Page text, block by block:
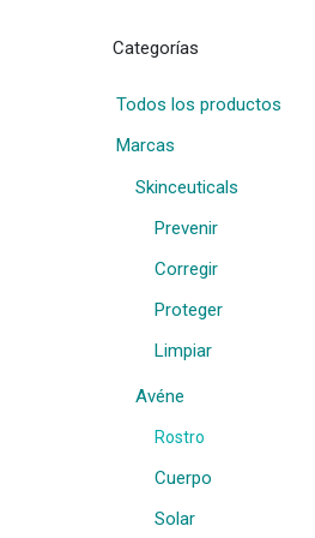
Categorías
Todos los productos
Marcas
Skinceuticals
Prevenir
Corregir
Proteger
Limpiar
Avéne
Rostro
Cuerpo
Solar